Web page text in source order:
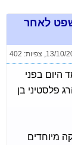
לאחר
13/10/
, צפיות: 402
לציון עומד היום בפני
פלסטיני בן
מיוחדים